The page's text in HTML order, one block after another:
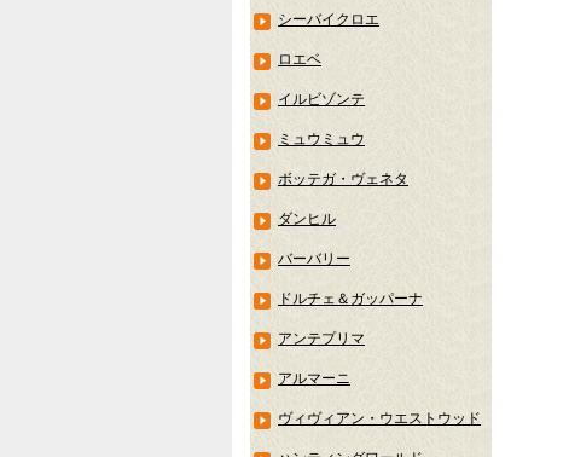
シーバイクロエ
ロエベ
イルビゾンテ
ミュウミュウ
ボッテガ・ヴェネタ
ダンヒル
バーバリー
ドルチェ＆ガッパーナ
アンテプリマ
アルマーニ
ヴィヴィアン・ウエストウッド